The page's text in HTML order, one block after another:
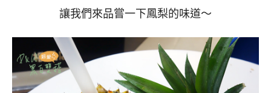
讓我們來品嘗一下鳳梨的味道～